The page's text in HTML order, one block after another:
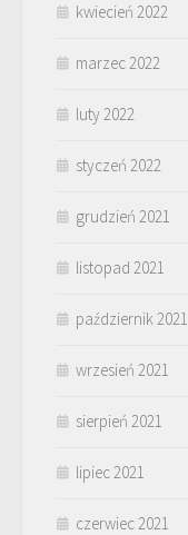
kwiecień 2022
marzec 2022
luty 2022
styczeń 2022
grudzień 2021
listopad 2021
październik 2021
wrzesień 2021
sierpień 2021
lipiec 2021
czerwiec 2021